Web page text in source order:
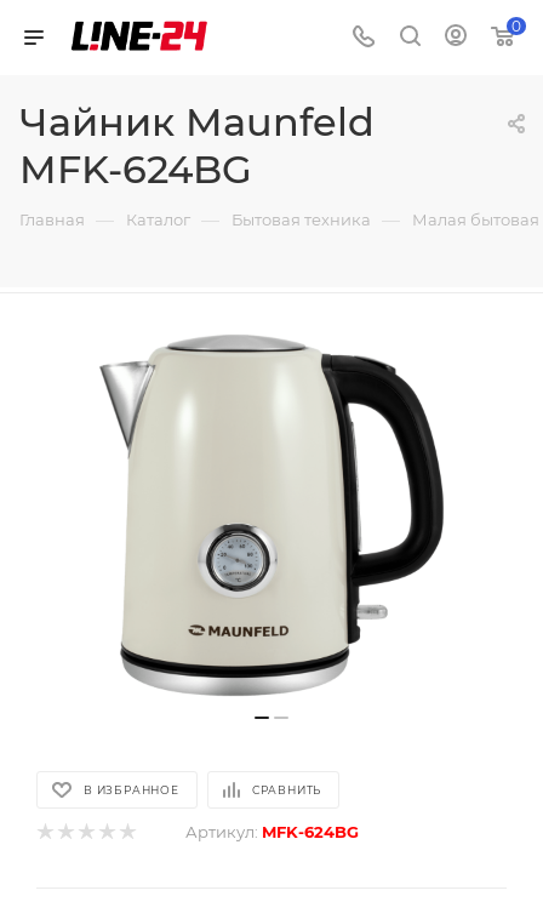
0
Чайник Maunfeld
MFK-624BG
Главная — Каталог — Бытовая техника — Малая бытовая
В ИЗБРАННОЕ СРАВНИТЬ
Артикул: MFK-624BG